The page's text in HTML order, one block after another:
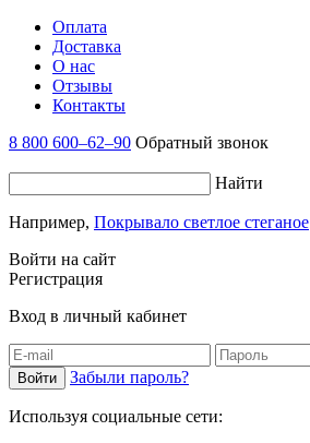
Оплата
Доставка
О нас
Отзывы
Контакты
8 800 600–62–90 Обратный звонок
Найти
Например, Покрывало светлое стеганое
Войти на сайт
Регистрация
Вход в личный кабинет
Забыли пароль?
Используя социальные сети: